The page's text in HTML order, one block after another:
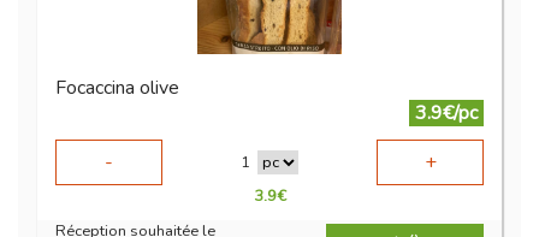
Focaccina olive
3.9€/pc
-
1 +
3.9€
Réception souhaitée le